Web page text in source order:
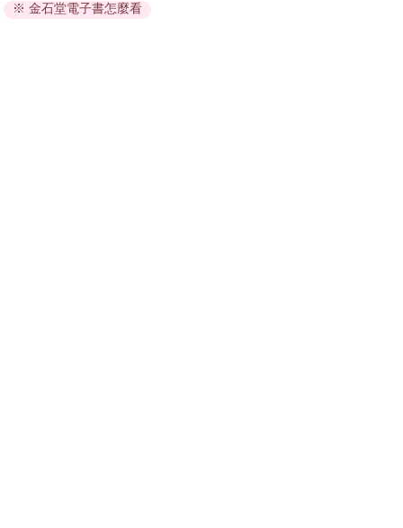
因版權保護，您在金石堂所購買的電子書僅能以金石堂專屬
※ 金石堂電子書怎麼看